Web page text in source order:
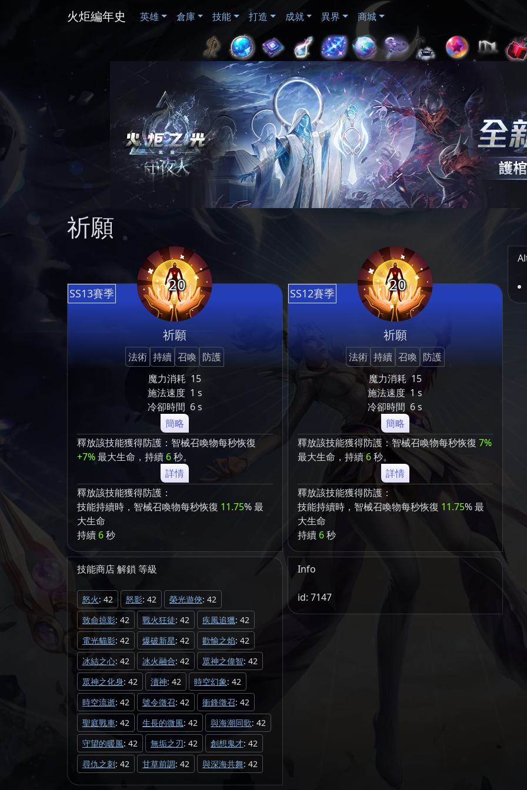
火炬編年史 英雄 倉庫 技能 打造 成就 異界 商城
祈願
SS13賽季 20
祈願
法術 持續 召喚 防護
魔力消耗 15
施法速度 1 s
冷卻時間 6 s
簡略
釋放該技能獲得防護：智械召喚物每秒恢復
+7%最大生命，持續6秒。
詳情
釋放該技能獲得防護：
技能持續時，智械召喚物每秒恢復 11.75% 最
大生命
持續6秒
SS12賽季 20
祈願
法術 持續 召喚 防護
魔力消耗 15
施法速度 1 s
冷卻時間 6 s
簡略
釋放該技能獲得防護：智械召喚物每秒恢復 7%
最大生命，持續6秒。
詳情
釋放該技能獲得防護：
技能持續時，智械召喚物每秒恢復 11.75% 最
大生命
持續 6秒
技能商店解鎖 等級
怒火: 42 怒影: 42 榮光遊俠: 42
致命掠影: 42 戰火狂徒: 42 疾風追獵: 42
電光貓影: 42 爆破新星: 42 歡愉之焰: 42
冰結之心: 42 冰火融合: 42 眾神之偉智: 42
眾神之化身: 42 瀆神: 42 時空幻象: 42
時空流逝: 42 號令徵召: 42 衝鋒徵召: 42
聖庭戰車: 42 生長的微風: 42 與海潮同歌: 42
守望的暖風: 42 無垢之刃: 42 創想鬼才: 42
尋仇之刺: 42 甘草前調: 42 與深海共舞: 42
Info
id: 7147